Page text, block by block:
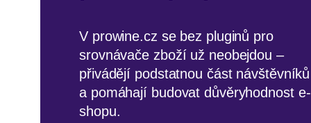
V prowine.cz se bez pluginů pro
srovnávače zboží už neobejdou –
přivádějí podstatnou část návštěvníků
a pomáhají budovat důvěryhodnost e-
shopu.
Díky vhodně zvoleným pluginům jsou
zákazníci spokojení a odesílání
je v e-shopu Filipa Kahouna otázkou
pár kliknutí.